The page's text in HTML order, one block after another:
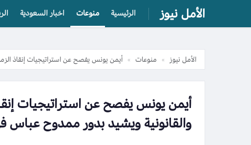
الأمل نيوز الرئيسية منوعات اخبار السعودية
الأمل نيوز » منوعات » أيمن يونس يفصح عن استراتيجيات إنقاذ
أيمن يونس يفصح عن استراتيجيات
والقانونية ويشيد بدور ممدوح عباس